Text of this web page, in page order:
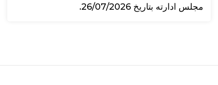
مجلس ادارته بتاريخ 26/07/2026.